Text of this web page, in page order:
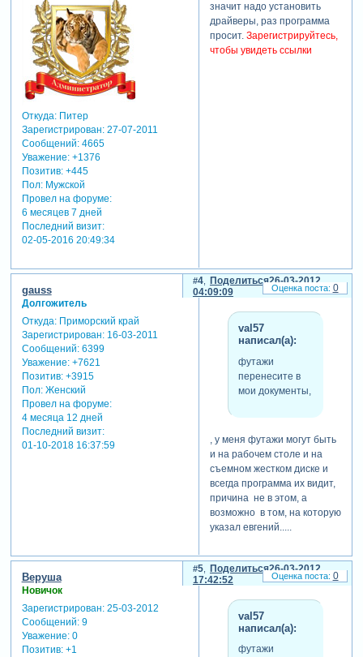
сообщениях под раздачей).
у меня стоит программа:
proshow producer версии
Откуда:Питер
Зарегистрирован: 27-07-2011
Сообщений:4665
Уважение: +1376
Позитив: +445
Пол:Мужской
Провел на форуме:
6 месяцев 7 дней
Последний визит:
02-05-2016 20:49:34
значит надо установить
драйверы, раз программа
просит. Зарегистрируйтесь,
чтобы увидеть ссылки
Поделиться
4
26-03-2012
04:09:09
gauss
Долгожитель
Откуда:Приморский край
Зарегистрирован: 16-03-2011
Сообщений:6399
Уважение: +7621
Позитив: +3915
Пол:Женский
Провел на форуме:
4 месяца 12 дней
Последний визит:
01-10-2018 16:37:59
val57
написал(а):
футажи
перенесите в
мои документы,
, у меня футажи могут быть
и на рабочем столе и на
съемном жестком диске и
всегда программа их видит,
причина не в этом, а
возможно в том, на которую
указал евгений.....
0
Поделиться
5
26-03-2012
17:42:52
Веруша
Новичок
Зарегистрирован: 25-03-2012
Сообщений:9
Уважение: 0
Позитив: +1
val57
написал(а):
футажи
0